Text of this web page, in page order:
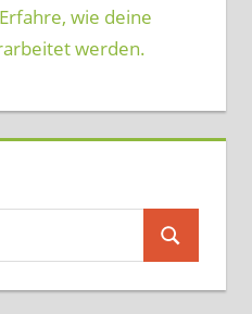
Erfahre, wie deine
werden.
Suchen